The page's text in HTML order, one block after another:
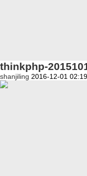
thinkphp-
shanjiling 2016-12-01